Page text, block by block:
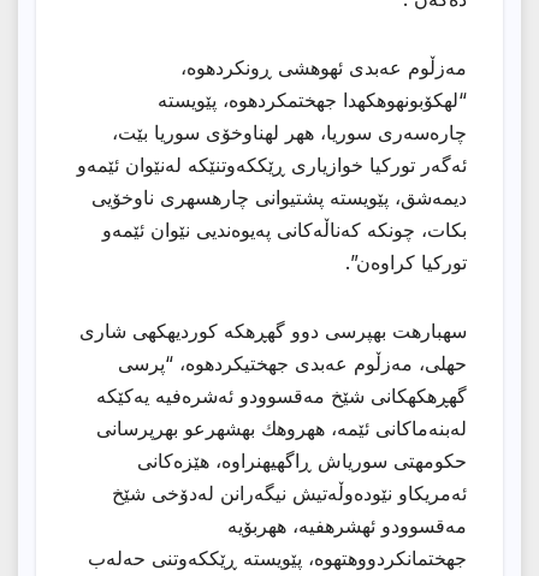
مەزڵوم عەبدی ئهوهشی ڕونكردهوه،
“لهكۆبونهوهكهدا جهختمكردهوه، پێویستە
چارەسەری سوریا، ههر لهناوخۆی سوریا بێت،
ئەگەر تورکیا خوازیاری ڕێککەوتنێکە لەنێوان ئێمەو
دیمەشق، پێویسته پشتیوانی چارهسهری ناوخۆیی
بكات، چونكه کەناڵەکانی پەیوەندیی نێوان ئێمەو
تورکیا کراوەن”.
سهبارهت بهپرسی دوو گهڕهكه كوردیهكهی شاری
حهلی، مەزڵوم عەبدی جهختیكردهوه، “پرسی
گهڕهكهكانی شێخ مەقسوودو ئەشرەفیە یەکێکە
لەبنەماکانی ئێمە، ههروهك بهشهرعو بهرپرسانی
حكومهتی سوریاش ڕاگهیهنراوه، هێزەکانی
ئەمریکاو نێودەوڵەتیش نیگەرانن لەدۆخی شێخ
مەقسوودو ئهشرهفیه، ههربۆیه
جهختمانكردووهتهوه، پێویستە ڕێککەوتنی حەلەب